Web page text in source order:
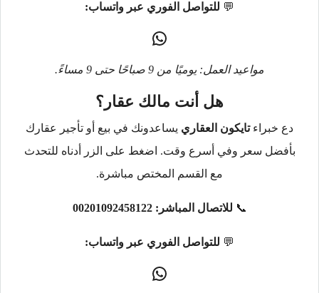
💬 للتواصل الفوري عبر واتساب:
مواعيد العمل: يوميًا من 9 صباحًا حتى 9 مساءً.
هل أنت مالك عقار؟
دع خبراءتايكون العقاري يساعدونك في بيع أو تأجير عقارك
بأفضل سعر وفي أسرع وقت. اضغط على الزر أدناه للتحدث
مع القسم المختص مباشرة.
📞 للاتصال المباشر: 00201092458122
💬 للتواصل الفوري عبر واتساب: